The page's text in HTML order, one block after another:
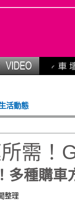
活動態
需！
多種購車
整理